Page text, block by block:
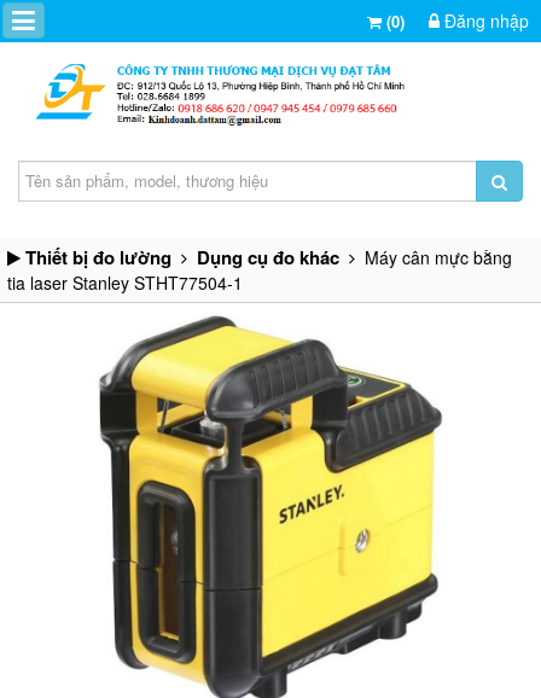
(0) Đăng nhập
Thiết bị đo lường Dụng cụ đo khác
Máy cân mực bằng
tia laser Stanley STHT77504-1